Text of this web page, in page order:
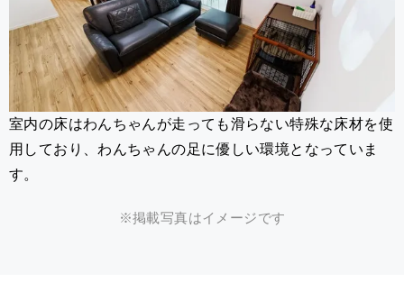
室内の床はわんちゃんが走っても滑らない特殊な床材を使
用しており、わんちゃんの足に優しい環境となっていま
す。
※掲載写真はイメージです